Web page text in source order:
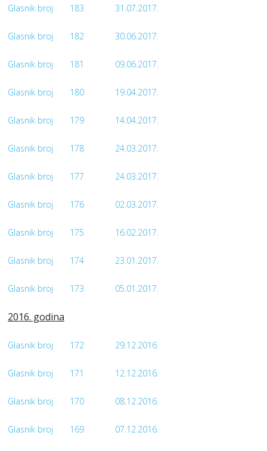
Glasnik broj 183 31.07.2017.
Glasnik broj 182 30.06.2017.
Glasnik broj 181 09.06.2017.
Glasnik broj 180 19.04.2017.
Glasnik broj 179 14.04.2017.
Glasnik broj 178 24.03.2017.
Glasnik broj 177 24.03.2017.
Glasnik broj 176 02.03.2017.
Glasnik broj 175 16.02.2017.
Glasnik broj 174 23.01.2017.
Glasnik broj 173 05.01.2017.
2016. godina
Glasnik broj 172 29.12.2016.
Glasnik broj 171 12.12.2016.
Glasnik broj 170 08.12.2016.
Glasnik broj 169 07.12.2016.